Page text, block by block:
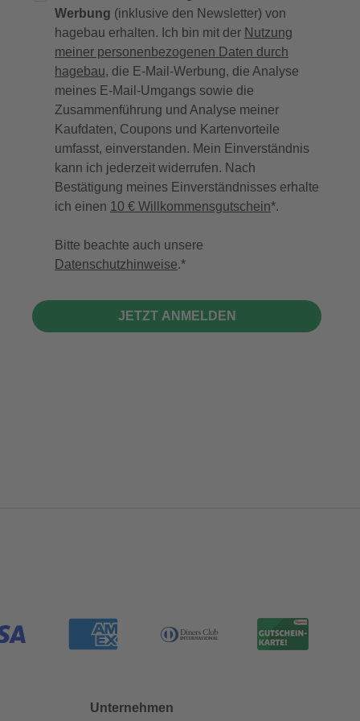
Werbung (inklusive den Newsletter) von
hagebau erhalten. Ich bin mit der Nutzung
meiner personenbezogenen Daten durch
hagebau, die E-Mail-Werbung, die Analyse
meines E-Mail-Umgangs sowie die
Zusammenführung und Analyse meiner
Kaufdaten, Coupons und Kartenvorteile
umfasst, einverstanden. Mein Einverständnis
kann ich jederzeit widerrufen. Nach
Bestätigung meines Einverständnisses erhalte
ich einen 10 € Willkommensgutschein*.
Bitte beachte auch unsere
Datenschutzhinweise.
JETZT ANMELDEN
Unternehmen